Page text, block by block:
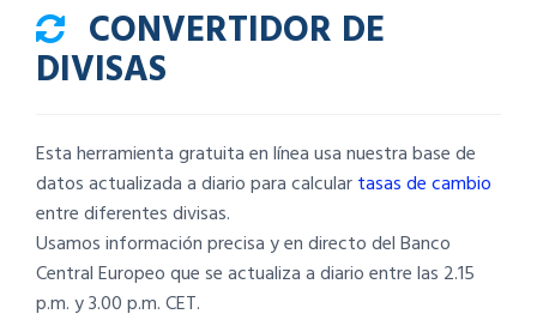
CONVERTIDOR DE
DIVISAS
Esta herramienta gratuita en línea usa nuestra base de
datos actualizada a diario para calculartasas de cambio
entre diferentes divisas.
Usamos información precisa y en directo del Banco
Central Europeo que se actualiza a diario entre las 2.15
p.m. y 3.00 p.m. CET.